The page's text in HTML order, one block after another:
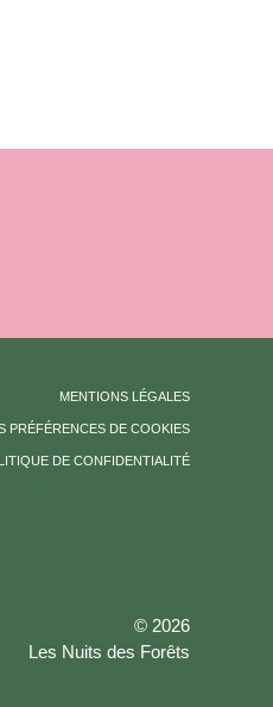
MENTIONS LÉGALES
PRÉFÉRENCES DE COOKIES
DE CONFIDENTIALITÉ
© 2026
Les Nuits des Forêts